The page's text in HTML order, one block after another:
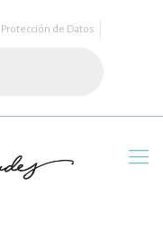
Protección de Datos